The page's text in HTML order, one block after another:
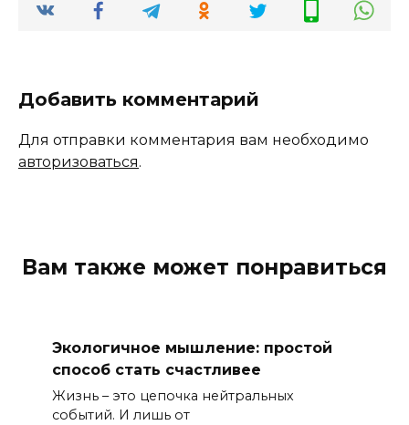
Добавить комментарий
Для отправки комментария вам необходимо
авторизоваться.
Вам также может понравиться
Экологичное мышление: простой
способ стать счастливее
Жизнь – это цепочка нейтральных
событий. И лишь от